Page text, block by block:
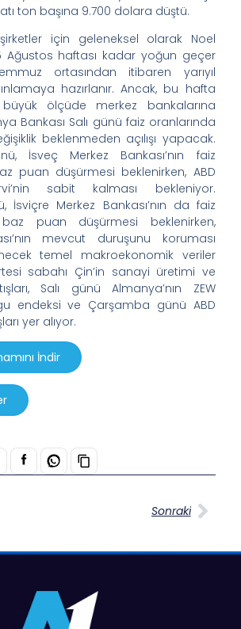
ton başına 9.700 dolara düştü.
için geleneksel olarak Noel
Ağustos haftası kadar yoğun geçer
ortasından itibaren yarıyıl
hazırlanır. Ancak, bu hafta
ölçüde merkez bankalarına
Bankası Salı günü faiz oranlarında
beklenmeden açılışı yapacak.
İsveç Merkez Bankası’nın faiz
puan düşürmesi beklenirken, ABD
sabit kalması bekleniyor.
İsviçre Merkez Bankası’nın da faiz
puan düşürmesi beklenirken,
mevcut duruşunu koruması
temel makroekonomik veriler
sabahı Çin’in sanayi üretimi ve
Salı günü Almanya’nın ZEW
endeksi ve Çarşamba günü ABD
yer alıyor.
İndir
Sonraki